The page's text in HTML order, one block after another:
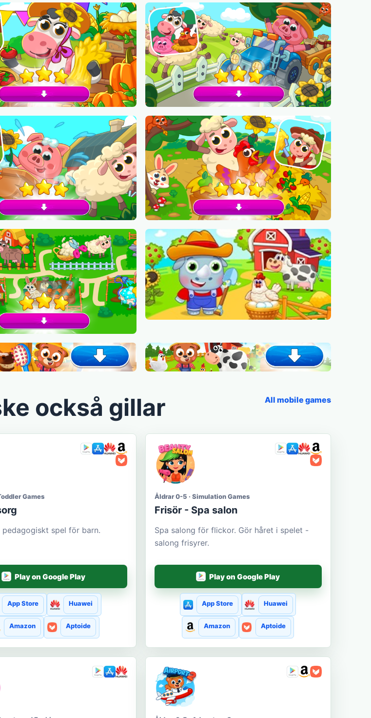
också gillar All mobile games
Games
pedagogiskt spel för barn.
Play on Google Play
App Store Huawei
Amazon Aptoide
Åldrar 0-5 · Simulation Games
Frisör - Spa salon
Spa salong för flickor. Gör håret i spelet -
salong frisyrer.
Play on Google Play
App Store Huawei
Amazon Aptoide